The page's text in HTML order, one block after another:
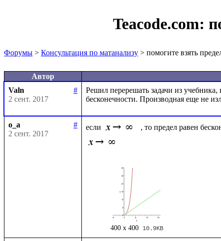
Teacode.com:
Форумы > Консультация по матанализу > помогите взять
Автор
Valn
#
2 сент. 2017
Решил перерешать задачи из
o_a
#
2 сент. 2017
если , то предел равен
400 x 400 10.9KB